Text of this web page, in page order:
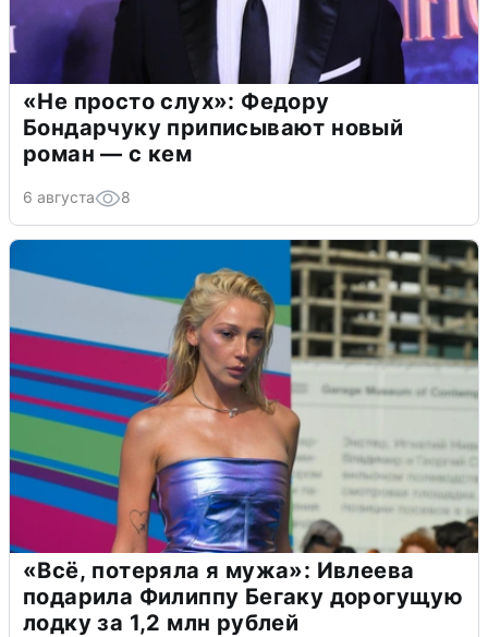
«Не просто слух»: Федору
Бондарчуку приписывают новый
роман — с кем
6 августа 8
«Всё, потеряла я мужа»: Ивлеева
подарила Филиппу Бегаку дорогущую
лодку за 1,2 млн рублей